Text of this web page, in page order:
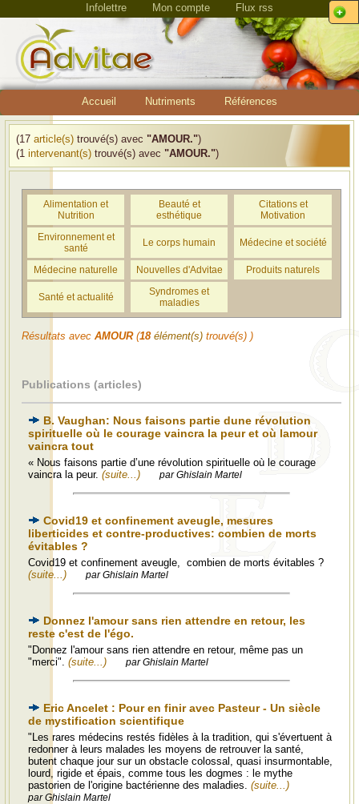
Infolettre Mon compte Flux rss
Accueil Nutriments Références
(17 article(s) trouvé(s) avec "AMOUR.")
(1 intervenant(s) trouvé(s) avec "AMOUR.")
Alimentation et
Nutrition
Beauté et
esthétique
Citations et
Motivation
Environnement et
santé
Le corps humain Médecine et société
Médecine naturelle Nouvelles d'Advitae Produits naturels
Santé et actualité
Syndromes et
maladies
Résultats avec AMOUR (18 élément(s) trouvé(s) )
Publications (articles)
B. Vaughan: Nous faisons partie dune révolution
spirituelle où le courage vaincra la peur et où lamour
vaincra tout
« Nous faisons partie d’une révolution spirituelle où le courage
vaincra la peur. (suite...) par Ghislain Martel
Covid19 et confinement aveugle, mesures
liberticides et contre-productives: combien de morts
évitables ?
Covid19 et confinement aveugle, combien de morts évitables ?
(suite...)
par Ghislain Martel
Donnez l'amour sans rien attendre en retour, les
reste c'est de l'égo.
"Donnez l'amour sans rien attendre en retour, même pas un
"merci". (suite...) par Ghislain Martel
Eric Ancelet : Pour en finir avec Pasteur - Un siècle
de mystification scientifique
"Les rares médecins restés fidèles à la tradition, qui s'évertuent à
redonner à leurs malades les moyens de retrouver la santé,
butent chaque jour sur un obstacle colossal, quasi insurmontable,
lourd, rigide et épais, comme tous les dogmes : le mythe
pastorien de l'origine bactérienne des maladies. (suite...)
par Ghislain Martel